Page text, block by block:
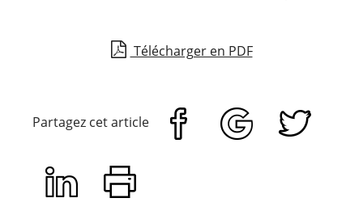
Télécharger en PDF
Partagez cet article